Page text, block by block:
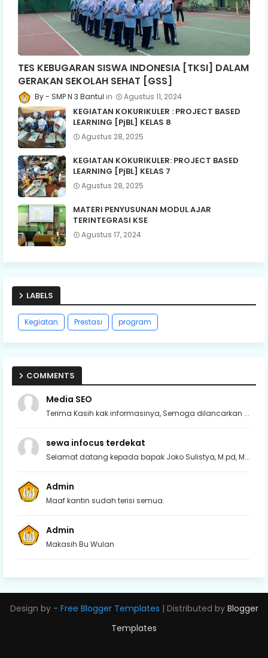
TES KEBUGARAN SISWA INDONESIA [TKSI] DALAM
GERAKAN SEKOLAH SEHAT [GSS]
SMP N 3 Bantul Agustus 11, 2024
KEGIATAN KOKURIKULER : PROJECT BASED
LEARNING [PjBL] KELAS 8
Agustus 28, 2025
KEGIATAN KOKURIKULER: PROJECT BASED
LEARNING [PjBL] KELAS 7
Agustus 28, 2025
MATERI PENYUSUNAN MODUL AJAR
TERINTEGRASI KSE
Agustus 17, 2024
LABELS
Kegiatan Prestasi program
COMMENTS
Media SEO
Terima Kasih kak informasinya, Semoga dilancarkan ...
sewa infocus terdekat
Selamat datang kepada bapak Joko Sulistya, M.pd, M...
Admin
Maaf kantin sudah terisi semua.
Admin
Makasih Bu Wulan
Design by - Free Blogger Templates | Distributed by Blogger
Templates